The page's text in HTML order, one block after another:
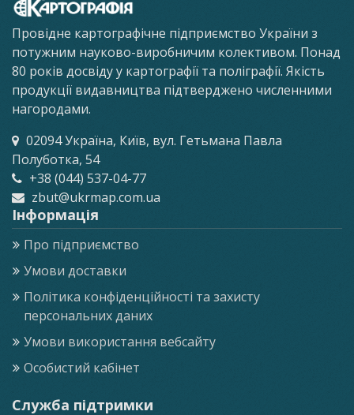
Провідне картографічне підприємство України з
потужним науково-виробничим колективом. Понад
80 років досвіду у картографії та поліграфії. Якість
продукції видавництва підтверджено численними
нагородами.
02094 Україна, Київ, вул. Гетьмана Павла
Полуботка, 54
+38 (044) 537-04-77
zbut@ukrmap.com.ua
Інформація
Про підприємство
Умови доставки
Політика конфіденційності та захисту
персональних даних
Умови використання вебсайту
Особистий кабінет
Служба підтримки